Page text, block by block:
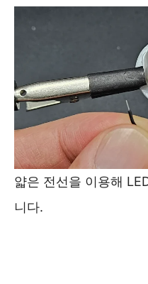
얇은 전선을 이용해
니다.